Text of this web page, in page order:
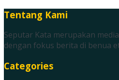
Tentang Kami
Seputar Kata merupakan
dengan fokus berita di benua
Categories